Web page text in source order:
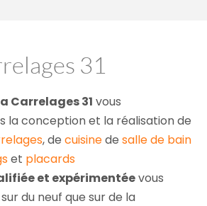
31
Carrelages 31 vous
la conception et la réalisation de
, de cuisine de salle de bain
et placards
et expérimentée vous
du neuf que sur de la